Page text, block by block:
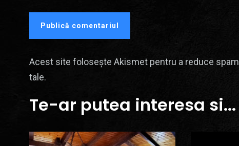
Acest site folosește Akismet pentru a reduce
tale.
Te-ar putea interesa si...